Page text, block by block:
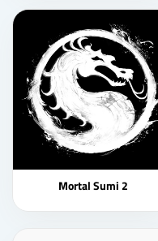
Mortal Sumi 2